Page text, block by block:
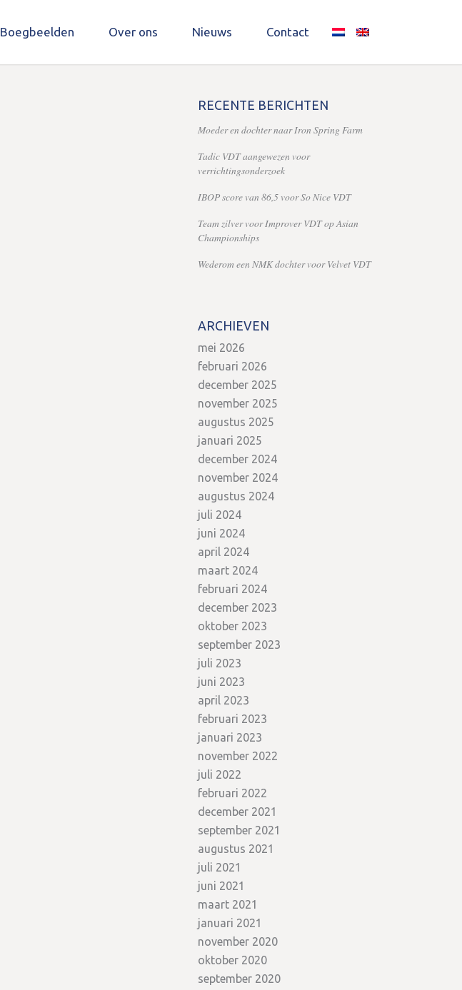
Boegbeelden Over ons Nieuws Contact
RECENTE BERICHTEN
Moeder en dochter naar Iron Spring Farm
Tadic VDT aangewezen voor
verrichtingsonderzoek
IBOP score van 86,5 voor So Nice VDT
Team zilver voor Improver VDT op Asian
Championships
Wederom een NMK dochter voor Velvet VDT
ARCHIEVEN
mei 2026
februari 2026
december 2025
november 2025
augustus 2025
januari 2025
december 2024
november 2024
augustus 2024
juli 2024
juni 2024
april 2024
maart 2024
februari 2024
december 2023
oktober 2023
september 2023
juli 2023
juni 2023
april 2023
februari 2023
januari 2023
november 2022
juli 2022
februari 2022
december 2021
september 2021
augustus 2021
juli 2021
juni 2021
maart 2021
januari 2021
november 2020
oktober 2020
september 2020